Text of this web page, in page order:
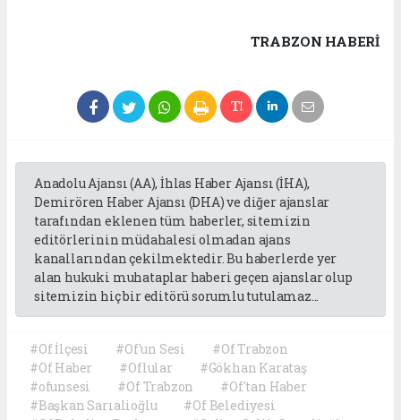
TRABZON HABERİ
Anadolu Ajansı (AA), İhlas Haber Ajansı (İHA),
Demirören Haber Ajansı (DHA) ve diğer ajanslar
tarafından eklenen tüm haberler, sitemizin
editörlerinin müdahalesi olmadan ajans
kanallarından çekilmektedir. Bu haberlerde yer
alan hukuki muhataplar haberi geçen ajanslar olup
sitemizin hiç bir editörü sorumlu tutulamaz...
#Of İlçesi #Of'un Sesi
#Of Trabzon
#Of Haber
#Oflular
#Gökhan Karataş
#ofunsesi
#Of Trabzon
#Of'tan Haber
#Başkan Sarıalioğlu
#Of Belediyesi